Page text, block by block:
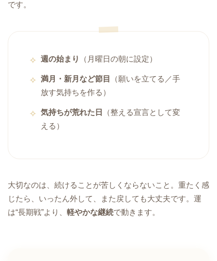
です。
週の始まり （月曜日の朝に設定）
満月・新月など節目
（願いを立てる／手
放す気持ちを作る）
気持ちが荒れた日
（整える宣言として変
える）
大切なのは、続けることが苦しくならないこと。重たく感
じたら、いったん外して、また戻しても大丈夫です。運
は“長期戦”より、 軽やかな継続で動きます。